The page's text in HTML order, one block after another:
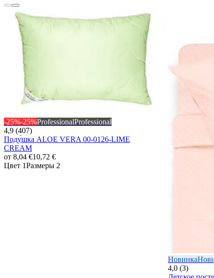
-25%-25%ProfessionalProfessional
4,9 (407)
Поду́шка ALOE VERA 00-0126-LIME
CREAM
от 8,04 €10,72 €
Цвет 1Размеры 2
Новинка
4,0 (3)